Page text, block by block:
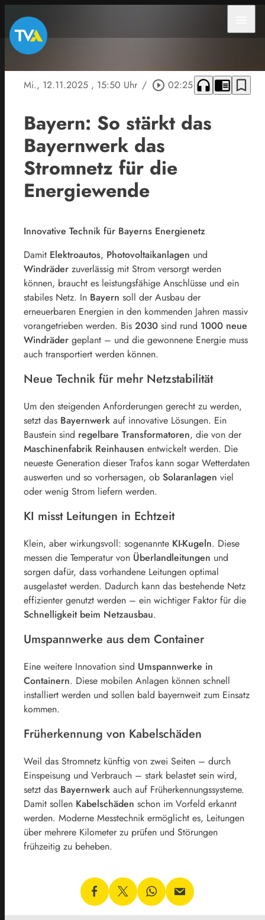
Mi., 12.11.2025 , 15:50 Uhr / play_circle_outline 02:25 headphones chrome_reader_mode bookmark_border
Bayern: So stärkt das
Bayernwerk das
Stromnetz für die
Energiewende
Innovative Technik für Bayerns Energienetz
Damit Elektroautos, Photovoltaikanlagen und
Windräder zuverlässig mit Strom versorgt werden
können, braucht es leistungsfähige Anschlüsse und ein
stabiles Netz. In Bayern soll der Ausbau der
erneuerbaren Energien in den kommenden Jahren massiv
vorangetrieben werden. Bis 2030 sind rund 1000 neue
Windräder geplant – und die gewonnene Energie muss
auch transportiert werden können.
Neue Technik für mehr Netzstabilität
Um den steigenden Anforderungen gerecht zu werden,
setzt das Bayernwerk auf innovative Lösungen. Ein
Baustein sind regelbare Transformatoren, die von der
Maschinenfabrik Reinhausen entwickelt werden. Die
neueste Generation dieser Trafos kann sogar Wetterdaten
auswerten und so vorhersagen, ob Solaranlagen viel
oder wenig Strom liefern werden.
KI misst Leitungen in Echtzeit
Klein, aber wirkungsvoll: sogenannte KI-Kugeln. Diese
messen die Temperatur von Überlandleitungen und
sorgen dafür, dass vorhandene Leitungen optimal
ausgelastet werden. Dadurch kann das bestehende Netz
effizienter genutzt werden – ein wichtiger Faktor für die
Schnelligkeit beim Netzausbau.
Umspannwerke aus dem Container
Eine weitere Innovation sind Umspannwerke in
Containern. Diese mobilen Anlagen können schnell
installiert werden und sollen bald bayernweit zum Einsatz
kommen.
Früherkennung von Kabelschäden
Weil das Stromnetz künftig von zwei Seiten – durch
Einspeisung und Verbrauch – stark belastet sein wird,
setzt das Bayernwerk auch auf Früherkennungssysteme.
Damit sollen Kabelschäden schon im Vorfeld erkannt
werden. Moderne Messtechnik ermöglicht es, Leitungen
über mehrere Kilometer zu prüfen und Störungen
frühzeitig zu beheben.